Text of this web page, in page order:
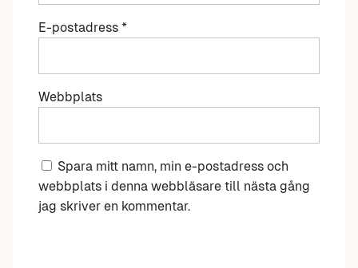
E-postadress *
Webbplats
Spara mitt namn, min e-postadress och
webbplats i denna webbläsare till nästa gång
jag skriver en kommentar.